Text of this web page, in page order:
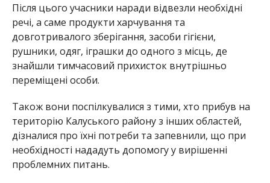
Після цього учасники наради відвезли необхідні
речі, а саме продукти харчування та
довготривалого зберігання, засоби гігієни,
рушники, одяг, іграшки до одного з місць, де
знайшли тимчасовий прихисток внутрішньо
переміщені особи.
Також вони поспілкувалися з тими, хто прибув на
територію Калуського району з інших областей,
дізналися про їхні потреби та запевнили, що при
необхідності нададуть допомогу у вирішенні
проблемних питань.